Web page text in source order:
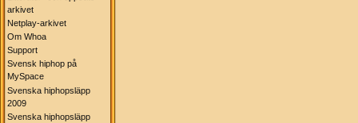
arkivet
Netplay-arkivet
Om Whoa
Support
Svensk hiphop på
MySpace
Svenska hiphopsläpp
2009
Svenska hiphopsläpp